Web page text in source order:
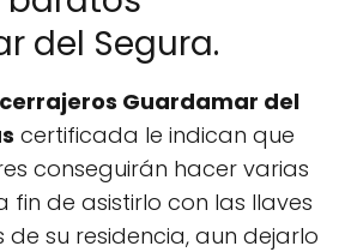
del Segura.
cerrajeros Guardamar del
certificada le indican que
conseguirán hacer varias
fin de asistirlo con las llaves
su residencia, aun dejarlo